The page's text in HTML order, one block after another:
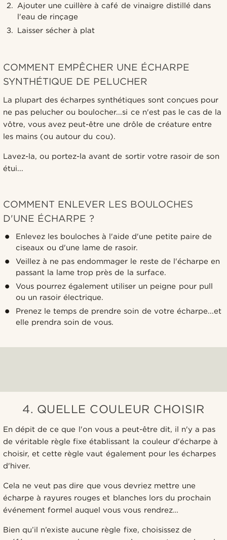
Ajouter une cuillère à café de vinaigre distillé dans
l'eau de rinçage
Laisser sécher à plat
COMMENT EMPÊCHER UNE ÉCHARPE
SYNTHÉTIQUE DE PELUCHER
La plupart des écharpes synthétiques sont conçues pour
ne pas pelucher ou boulocher...si ce n'est pas le cas de la
vôtre, vous avez peut-être une drôle de créature entre
les mains (ou autour du cou).
Lavez-la, ou portez-la avant de sortir votre rasoir de son
étui...
COMMENT ENLEVER LES BOULOCHES
D'UNE ÉCHARPE ?
Enlevez les bouloches à l'aide d'une petite paire de
ciseaux ou d'une lame de rasoir.
Veillez à ne pas endommager le reste de l'écharpe en
passant la lame trop près de la surface.
Vous pourrez également utiliser un peigne pour pull
ou un rasoir électrique.
Prenez le temps de prendre soin de votre écharpe...et
elle prendra soin de vous.
4. QUELLE COULEUR CHOISIR
En dépit de ce que l'on vous a peut-être dit, il n'y a pas
de véritable règle fixe établissant la couleur d'écharpe à
choisir, et cette règle vaut également pour les écharpes
d'hiver.
Cela ne veut pas dire que vous devriez mettre une
écharpe à rayures rouges et blanches lors du prochain
événement formel auquel vous vous rendrez…
Bien qu’il n’existe aucune règle fixe, choisissez de